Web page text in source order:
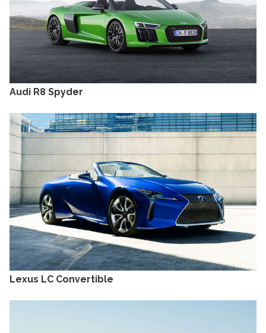
Audi R8 Spyder
Lexus LC Convertible